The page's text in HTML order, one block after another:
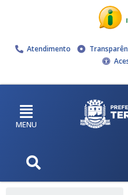
Atendimento
MENU